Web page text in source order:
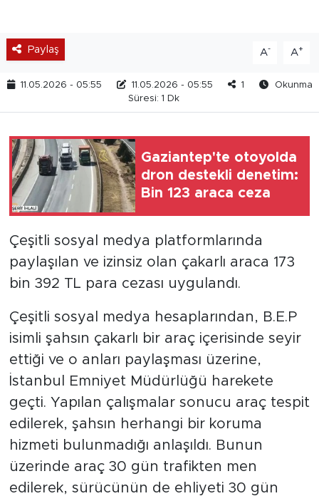
Paylaş A- A+
11.05.2026 - 05:55 11.05.2026 - 05:55 1
Okunma
Süresi: 1 Dk
Gaziantep'te otoyolda
dron destekli denetim:
Bin 123 araca ceza
Çeşitli sosyal medya platformlarında
paylaşılan ve izinsiz olan çakarlı araca 173
bin 392 TL para cezası uygulandı.
Çeşitli sosyal medya hesaplarından, B.E.P
isimli şahsın çakarlı bir araç içerisinde seyir
ettiği ve o anları paylaşması üzerine,
İstanbul Emniyet Müdürlüğü harekete
geçti. Yapılan çalışmalar sonucu araç tespit
edilerek, şahsın herhangi bir koruma
hizmeti bulunmadığı anlaşıldı. Bunun
üzerinde araç 30 gün trafikten men
edilerek, sürücünün de ehliyeti 30 gün